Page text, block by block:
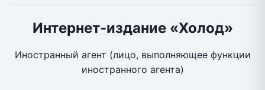
Интернет-издание «Холод»
Иностранный агент (лицо, выполняющее функции
иностранного агента)